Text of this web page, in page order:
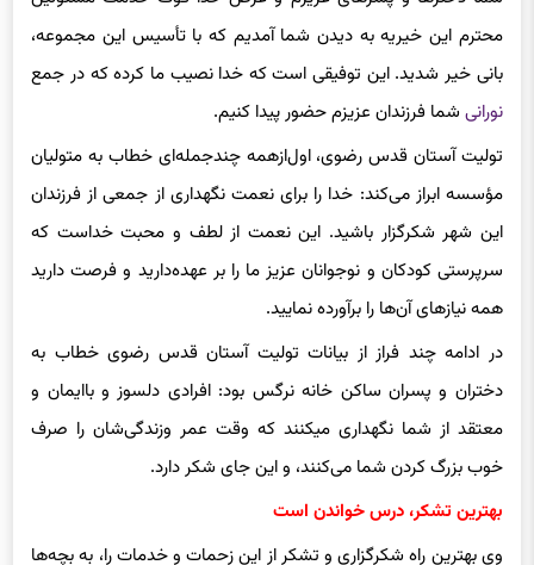
شما دخترها و پسرهای عزیزم و عرض خدا قوت خدمت مسئولین
محترم این خیریه به دیدن شما آمدیم که با تأسیس این مجموعه،
بانی خیر شدید. این توفیقی است که خدا نصیب ما کرده که در جمع
نورانیشما فرزندان عزیزم حضور پیدا کنیم.
تولیت آستان قدس رضوی، اول‌ازهمه چندجمله‌ای خطاب به متولیان
مؤسسه ابراز می‌کند: خدا را برای نعمت نگهداری از جمعی از فرزندان
این شهر شکرگزار باشید. این نعمت از لطف و محبت خداست که
سرپرستی کودکان و نوجوانان عزیز ما را بر عهده‌دارید و فرصت دارید
همه نیازهای آن‌ها را برآورده نمایید.
در ادامه چند فراز از بیانات تولیت آستان قدس رضوی خطاب به
دختران و پسران ساکن خانه نرگس بود: افرادی دلسوز و باایمان و
معتقد از شما نگهداری می‎کنند که وقت عمر وزندگی‌شان را صرف
خوب بزرگ کردن شما می‌کنند، و این جای شکر دارد.
بهترین تشکر، درس خواندن است